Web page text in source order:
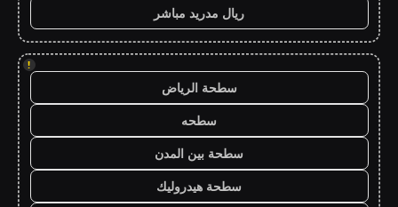
ريال مدريد مباشر
!
سطحة الرياض
سطحه
سطحة بين المدن
سطحة هيدروليك